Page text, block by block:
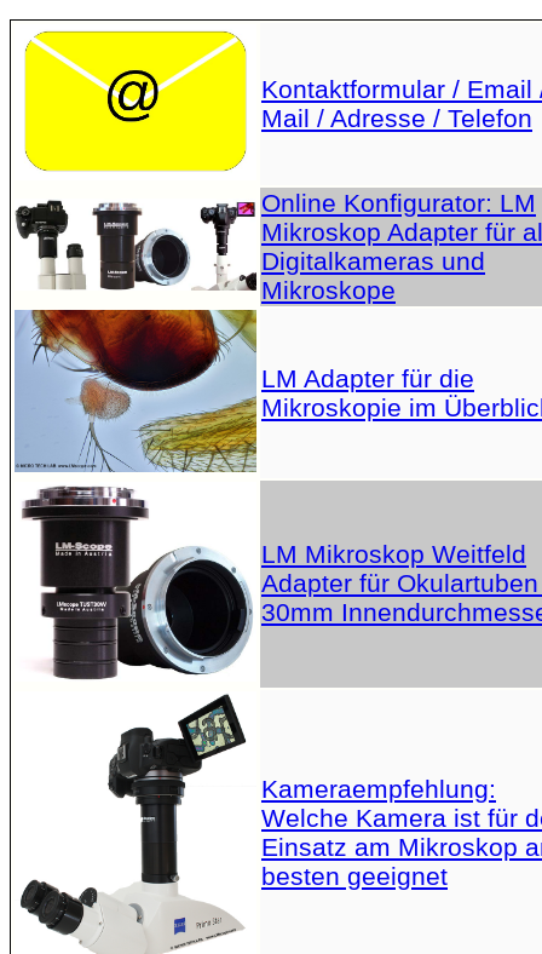
Kontaktformular / Email
Mail / Adresse / Telefon
Online Konfigurator: LM
Mikroskop Adapter für
Digitalkameras und
Mikroskope
LM Adapter für die
Mikroskopie im
LM Mikroskop Weitfeld
Adapter für
30mm
Kameraempfehlung:
Welche Kamera ist für
Einsatz am Mikroskop
besten geeignet